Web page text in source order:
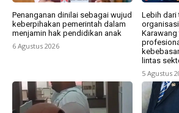
Penanganan dinilai sebagai wujud
keberpihakan pemerintah dalam
menjamin hak pendidikan anak
6 Agustus 2026
Lebih dari
lintas
5 Agustus